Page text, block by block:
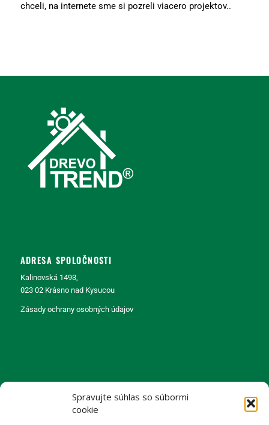
Spravujte súhlas so súbormi
cookie
chceli, na internete sme si pozreli viacero projektov..
ADRESA SPOLOČNOSTI
Kalinovská 1493,
023 02 Krásno nad Kysucou
Zásady ochrany osobných údajov
+421(0) 905 247 463